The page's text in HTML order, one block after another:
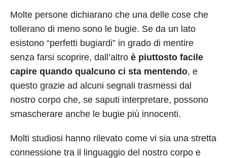
Molte persone dichiarano che una delle cose che
tollerano di meno sono le bugie. Se da un lato
esistono “perfetti bugiardi” in grado di mentire
senza farsi scoprire, dall’altro è piuttosto facile
capire quando qualcuno ci sta mentendo, e
questo grazie ad alcuni segnali trasmessi dal
nostro corpo che, se saputi interpretare, possono
smascherare anche le bugie più innocenti.
Molti studiosi hanno rilevato come vi sia una stretta
connessione tra il linguaggio del nostro corpo e